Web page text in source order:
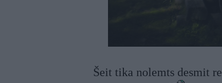
Šeit tika nolemts desmit